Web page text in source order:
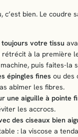
c’est bien. Le coudre
toujours votre tissu
rétrécit à la première
puis faites-la
épingles fines ou des
abîmer les fibres.
une aiguille à pointe
les accrocs.
des ciseaux bien
: la viscose a